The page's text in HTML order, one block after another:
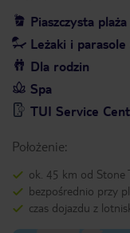
Piaszczysta plaża
Leżaki i
Dla rodzin
Spa
TUI Service
Położenie:
ok. 45 km od Stone
bezpośrednio przy
czas dojazdu z